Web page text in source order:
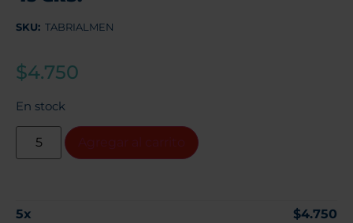
SKU: TABRIALMEN
$4.750
En stock
5x $4.750